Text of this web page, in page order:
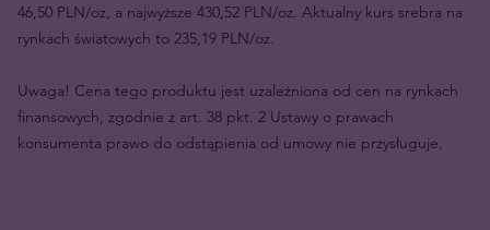
46,50 PLN/oz, a najwyższe 430,52 PLN/oz. Aktualny kurs srebra na
rynkach światowych to 235,19 PLN/oz.
Uwaga! Cena tego produktu jest uzależniona od cen na rynkach
finansowych, zgodnie z art. 38 pkt. 2 Ustawy o prawach
konsumenta prawo do odstąpienia od umowy nie przysługuje.